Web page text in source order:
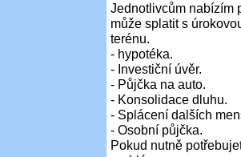
Jednotlivcům nabízím
může splatit s
terénu.
- hypotéka.
- Investiční úvěr.
- Půjčka na auto.
- Konsolidace dluhu.
- Splácení dalších
- Osobní půjčka.
Pokud nutně